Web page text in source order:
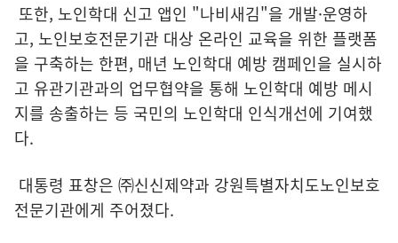
또한, 노인학대 신고 앱인 "나비새김"을 개발·운영하
고, 노인보호전문기관 대상 온라인 교육을 위한 플랫폼
을 구축하는 한편, 매년 노인학대 예방 캠페인을 실시하
고 유관기관과의 업무협약을 통해 노인학대 예방 메시
지를 송출하는 등 국민의 노인학대 인식개선에 기여했
다.
대통령 표창은 ㈜신신제약과 강원특별자치도노인보호
전문기관에게 주어졌다.